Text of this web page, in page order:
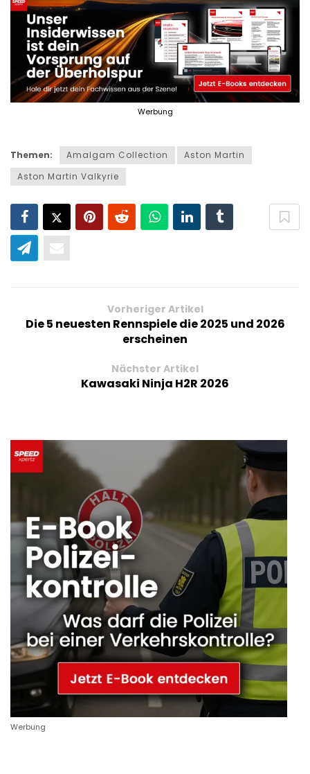
Themen: Amalgam Collection
Aston Martin
Aston Martin Valkyrie
Vorheriger Artikel
Die 5 neuesten Rennspiele die 2025 und 2026
erscheinen
Nächster Artikel
Kawasaki Ninja H2R 2026
Werbung